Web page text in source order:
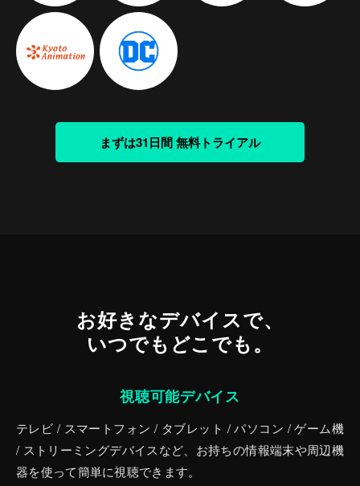
まずは31日間 無料トライアル
お好きなデバイスで、
いつでもどこでも。
視聴可能デバイス
テレビ / スマートフォン / タブレット / パソコン / ゲーム機
/ ストリーミングデバイスなど、お持ちの情報端末や周辺機
器を使って簡単に視聴できます。